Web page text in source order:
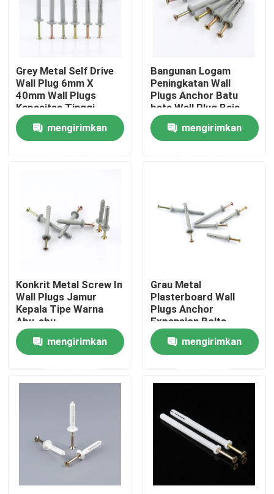
Rumah
Video
Tentang kita
Wisata pabrik
Kontrol kualitas
Anchor dinding nilon
Nylon Anchor Plug
Grey Metal Self Drive
Wall Plug 6mm X
40mm Wall Plugs
Kapasitas Tinggi
mengirimkan
Bangunan Logam
Peningkatan Wall
Plugs Anchor Batu
bata Wall Plug Baja
mengirimkan
Konkrit Metal Screw In
Wall Plugs Jamur
Kepala Tipe Warna
Abu-abu
mengirimkan
Grau Metal
Plasterboard Wall
Plugs Anchor
Expansion Bolts
ISO9001
mengirimkan